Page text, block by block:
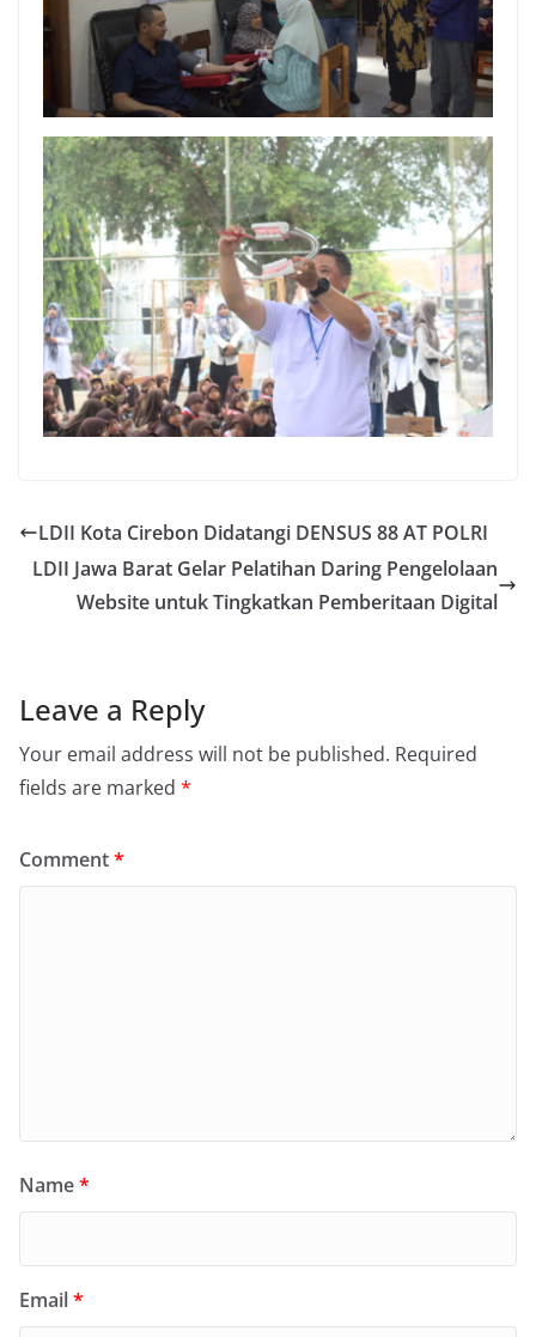
LDII Kota Cirebon Didatangi DENSUS 88 AT POLRI
LDII Jawa Barat Gelar Pelatihan Daring Pengelolaan
Website untuk Tingkatkan Pemberitaan Digital
Leave a Reply
Your email address will not be published. Required
fields are marked *
Comment*
Name*
Email*